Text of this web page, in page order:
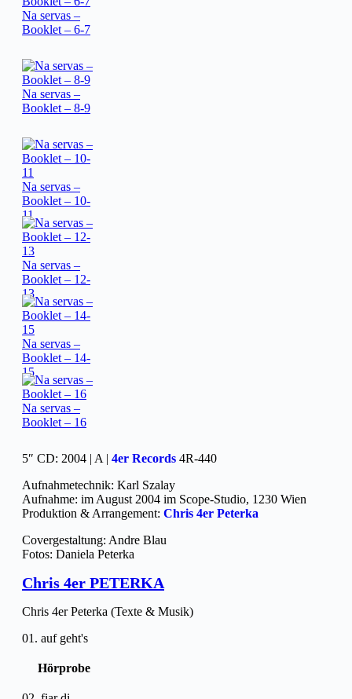
Na servas –
Booklet – 6-7
Na servas –
Booklet – 8-9
Na servas –
Booklet – 10-
11
Na servas –
Booklet – 12-
13
Na servas –
Booklet – 14-
15
Na servas –
Booklet – 16
5″ CD: 2004 | A | 4er Records 4R-440
Aufnahmetechnik: Karl Szalay
Aufnahme: im August 2004 im Scope-Studio, 1230 Wien
Produktion & Arrangement: Chris 4er Peterka
Covergestaltung: Andre Blau
Fotos: Daniela Peterka
Chris 4er PETERKA
Chris 4er Peterka (Texte & Musik)
01. auf geht's
Hörprobe